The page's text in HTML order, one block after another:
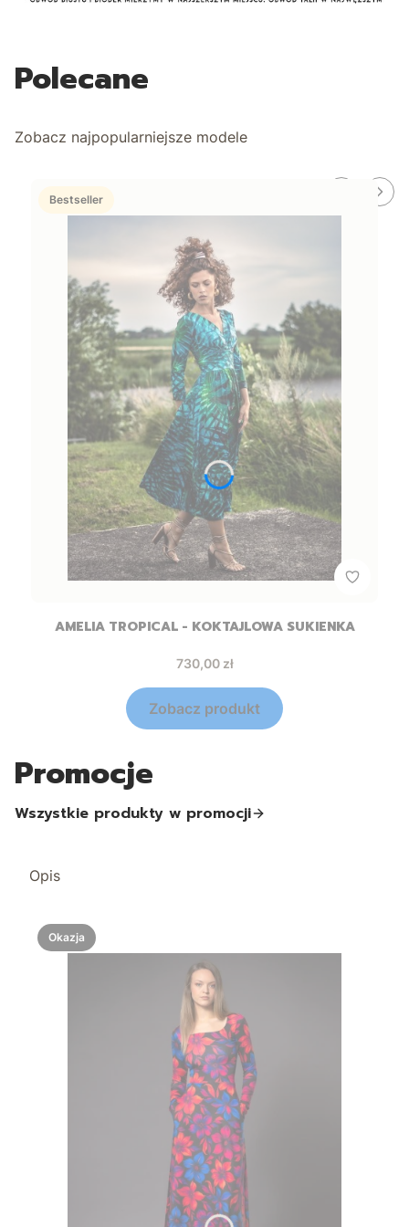
Polecane
Zobacz najpopularniejsze modele
Bestseller
AMELIA TROPICAL - KOKTAJLOWA SUKIENKA
Cena
730,00 zł
Zobacz produkt
Promocje
Wszystkie produkty w promocji
Opis
Okazja